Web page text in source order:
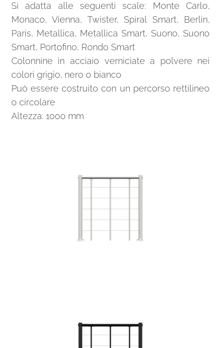
Si adatta alle seguenti scale: Monte Carlo,
Monaco, Vienna, Twister, Spiral Smart, Berlin,
Paris, Metallica, Metallica Smart, Suono, Suono
Smart, Portofino, Rondo Smart
Colonnine in acciaio verniciate a polvere nei
colori grigio, nero o bianco
Può essere costruito con un percorso rettilineo
o circolare
Altezza: 1000 mm